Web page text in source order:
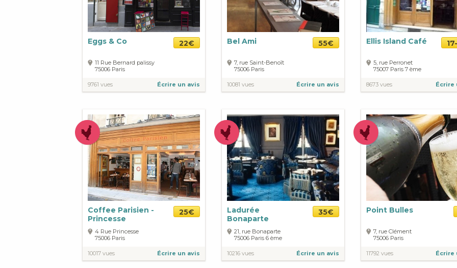
Eggs & Co 22€
11 Rue Bernard palissy
75006 Paris
9761 vues Écrire un avis
Bel Ami 55€
7, rue Saint-Benoît
75006 Paris
10081 vues Écrire un avis
Ellis Island Café
5, rue Perronet
75007 Paris 7 ème
8673 vues Écrire
Coffee Parisien -
Princesse
25€
4 Rue Princesse
75006 Paris
10017 vues Écrire un avis
Ladurée
Bonaparte
35€
21, rue Bonaparte
75006 Paris 6 ème
10216 vues Écrire un avis
Point Bulles
7, rue Clément
75006 Paris
11792 vues Écrire